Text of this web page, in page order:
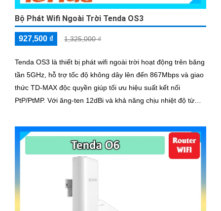
Bộ Phát Wifi Ngoài Trời Tenda OS3
927,500 ₫ 1,325,000 ₫
Tenda OS3 là thiết bị phát wifi ngoài trời hoạt động trên băng
tần 5GHz, hỗ trợ tốc độ không dây lên đến 867Mbps và giao
thức TD-MAX độc quyền giúp tối ưu hiệu suất kết nối
PtP/PtMP. Với ăng-ten 12dBi và khả năng chịu nhiệt độ từ
ISP ngoài trời